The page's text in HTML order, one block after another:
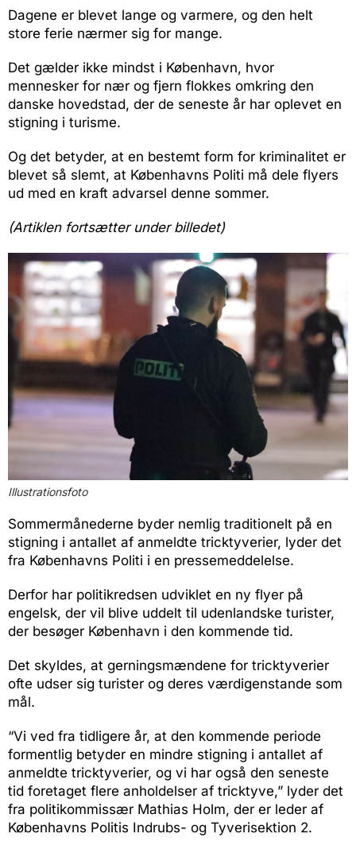
Dagene er blevet lange og varmere, og den helt
store ferie nærmer sig for mange.
Det gælder ikke mindst i København, hvor
mennesker for nær og fjern flokkes omkring den
danske hovedstad, der de seneste år har oplevet en
stigning i turisme.
Og det betyder, at en bestemt form for kriminalitet er
blevet så slemt, at Københavns Politi må dele flyers
ud med en kraft advarsel denne sommer.
(Artiklen fortsætter under billedet)
Illustrationsfoto
Sommermånederne byder nemlig traditionelt på en
stigning i antallet af anmeldte tricktyverier, lyder det
fra Københavns Politi i en pressemeddelelse.
Derfor har politikredsen udviklet en ny flyer på
engelsk, der vil blive uddelt til udenlandske turister,
der besøger København i den kommende tid.
Det skyldes, at gerningsmændene for tricktyverier
ofte udser sig turister og deres værdigenstande som
mål.
“Vi ved fra tidligere år, at den kommende periode
formentlig betyder en mindre stigning i antallet af
anmeldte tricktyverier, og vi har også den seneste
tid foretaget flere anholdelser af tricktyve,” lyder det
fra politikommissær Mathias Holm, der er leder af
Københavns Politis Indrubs- og Tyverisektion 2.